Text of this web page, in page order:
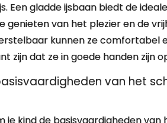
Een gladde ijsbaan biedt de
genieten van het plezier en de
kunnen ze comfortabel
zijn dat ze in goede handen zijn
van het